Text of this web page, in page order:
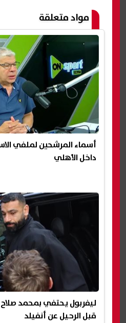
مواد متعلقة
أسماء المرشحين لملفي
داخل الأهلي
ليفربول يحتفي بمحمد
قبل الرحيل عن أنفيلد